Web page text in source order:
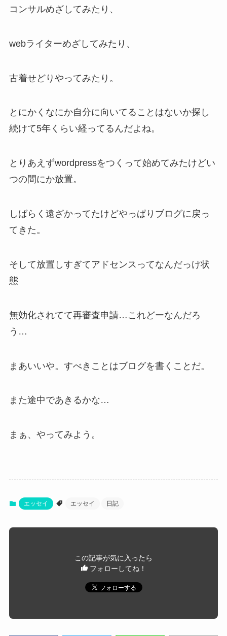
コンサルめざしてみたり、
webライターめざしてみたり、
古着せどりやってみたり。
とにかくなにか自分に向いてることはないか探し
続けて5年くらい経ってるんだよね。
とりあえずwordpressをつくって始めてみたけどい
つの間にか放置。
しばらく遠ざかってたけどやっぱりブログに戻っ
てきた。
そして放置しすぎてアドセンスってなんだっけ状
態
無効化されてて再審査申請…これどーなんだろ
う…
まあいいや。すべきことはブログを書くことだ。
また途中であきるかな…
まぁ、やってみよう。
エッセイ エッセイ 日記
この記事が気に入ったら
フォローしてね！